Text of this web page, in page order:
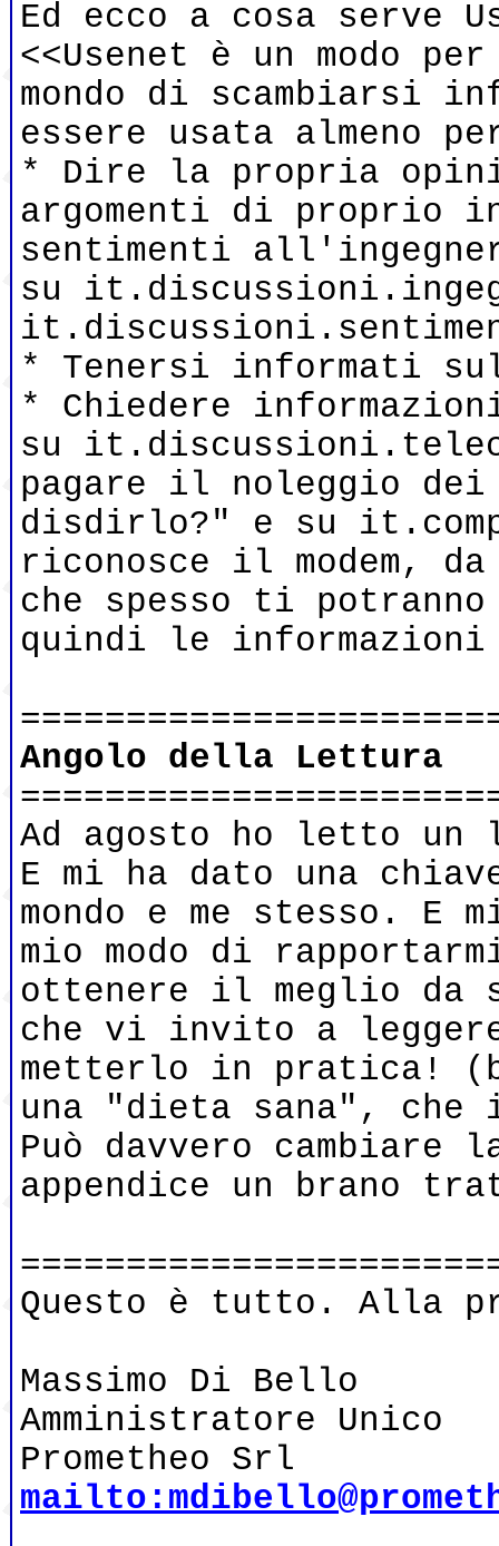
Ed ecco a cosa serve
<<Usenet è un modo
mondo di scambiarsi
essere usata almeno
* Dire la propria
argomenti di proprio
sentimenti
su
* Tenersi informati
* Chiedere
su
pagare il noleggio
disdirlo?" e su
riconosce il modem,
che spesso ti
quindi le informazioni
Angolo della Lettura
Ad agosto ho letto un
E mi ha dato una
mondo e me stesso.
mio modo di
ottenere il meglio da
che vi invito a
metterlo in pratica!
una "dieta sana",
Può davvero
appendice un brano
Questo è tutto. Alla
Massimo Di Bello
Amministratore Unico
Prometheo Srl